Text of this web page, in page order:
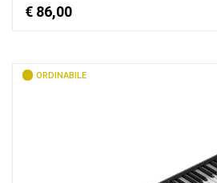
€ 86,00
ORDINABILE